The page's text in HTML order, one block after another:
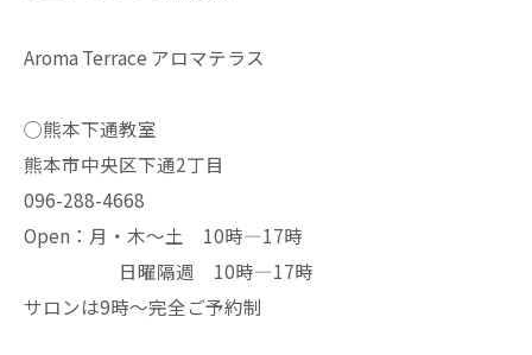
Aroma Terrace アロマテラス
◯熊本下通教室
熊本市中央区下通2丁目
096-288-4668
Open：月・木〜土 10時—17時
日曜隔週 10時—17時
サロンは9時〜完全ご予約制